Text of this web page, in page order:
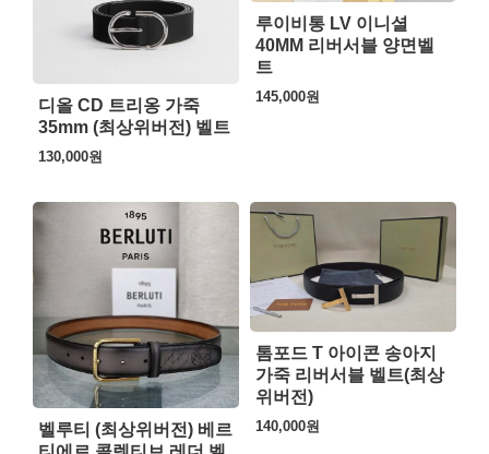
디올 CD 트리옹 가죽
35mm (최상위버전) 벨트
130,000원
루이비통 LV 이니셜
40MM 리버서블 양면벨
트
145,000원
벨루티 (최상위버전) 베르
톰포드 T 아이콘 송아지
가죽 리버서블 벨트(최상
위버전)
140,000원